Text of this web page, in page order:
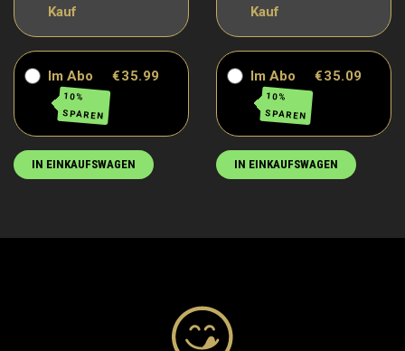
Kauf
Im Abo
10%
SPAREN
€35.99
IN EINKAUFSWAGEN
Kauf
Im Abo
10%
SPAREN
€35.09
IN EINKAUFSWAGEN